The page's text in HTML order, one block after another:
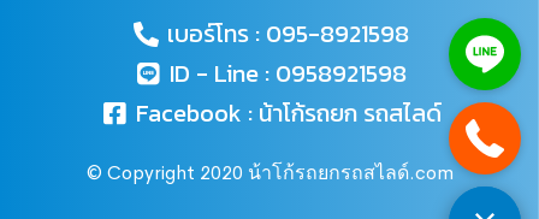
เบอร์โทร : 095-8921598
ID - Line : 0958921598
Facebook : น้าโก้รถยก รถสไลด์
© Copyright 2020 น้าโก้รถยกรถสไลด์.com